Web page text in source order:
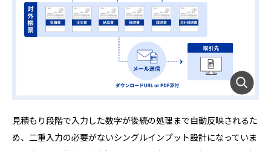
見積もり段階で入力した数字が後続の処理まで自動反映されるた
め、二重入力の必要がないシングルインプット設計になっていま